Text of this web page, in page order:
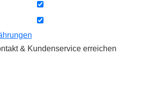
& Kundenservice erreichen